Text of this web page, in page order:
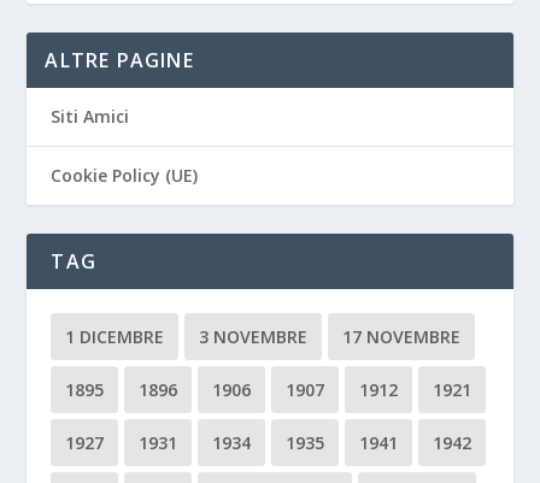
ALTRE PAGINE
Siti Amici
Cookie Policy (UE)
TAG
1 DICEMBRE 3 NOVEMBRE 17 NOVEMBRE
1895 1896 1906 1907 1912 1921
1927 1931 1934 1935 1941 1942